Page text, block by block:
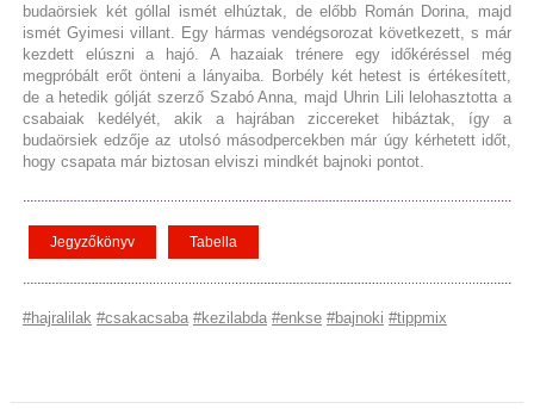
budaörsiek két góllal ismét elhúztak, de előbb Román Dorina, majd
ismét Gyimesi villant. Egy hármas vendégsorozat következett, s már
kezdett elúszni a hajó. A hazaiak trénere egy időkéréssel még
megpróbált erőt önteni a lányaiba. Borbély két hetest is értékesített,
de a hetedik gólját szerző Szabó Anna, majd Uhrin Lili lelohasztotta a
csabaiak kedélyét, akik a hajrában ziccereket hibáztak, így a
budaörsiek edzője az utolsó másodpercekben már úgy kérhetett időt,
hogy csapata már biztosan elviszi mindkét bajnoki pontot.
Jegyzőkönyv Tabella
#hajralilak #csakacsaba #kezilabda #enkse #bajnoki #tippmix